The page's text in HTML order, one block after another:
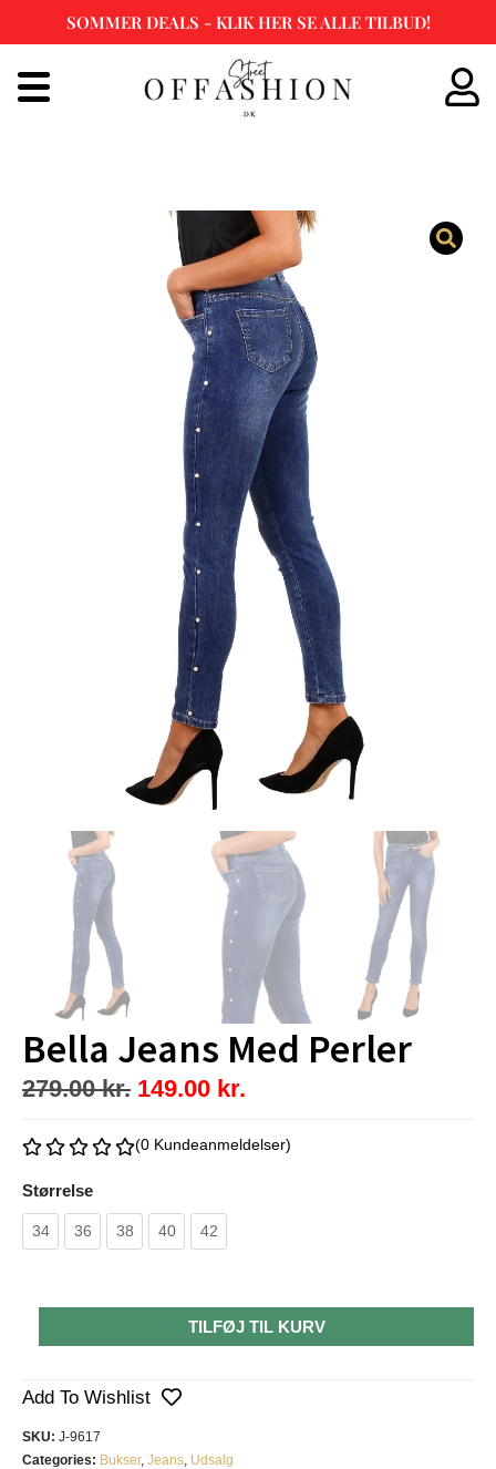
til
SOMMER DEALS - KLIK HER SE ALLE TILBUD!
Bella Jeans Med Perler
279.00kr. 149.00 kr.
(0 Kundeanmeldelser)
Størrelse
34 36 38 40 42
TILFØJ TIL KURV
Add To Wishlist
SKU: J-9617
Categories: Bukser, Jeans, Udsalg